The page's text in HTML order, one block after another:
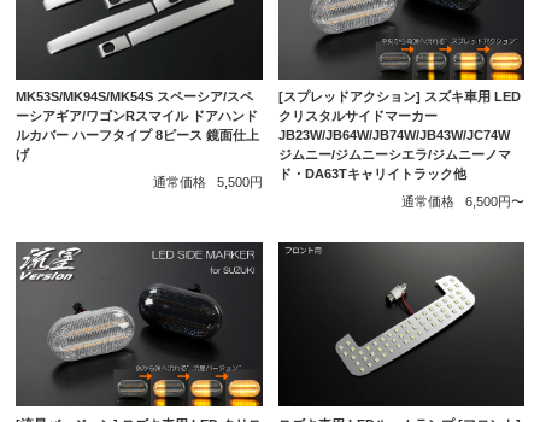
MK53S/MK94S/MK54S スペーシア/スペ
ーシアギア/ワゴンRスマイル ドアハンド
ルカバー ハーフタイプ 8ピース 鏡面仕上
げ
通常価格
5,500円
[スプレッドアクション] スズキ車用 LED
クリスタルサイドマーカー
JB23W/JB64W/JB74W/JB43W/JC74W
ジムニー/ジムニーシエラ/ジムニーノマ
ド・DA63Tキャリイトラック他
通常価格
6,500円〜